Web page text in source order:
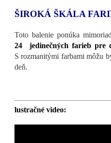
ŠIROKÁ ŠKÁLA
Toto balenie ponúka
24 jedinečných farieb pre
S rozmanitými farbami môžu
deň.
lustračné video: